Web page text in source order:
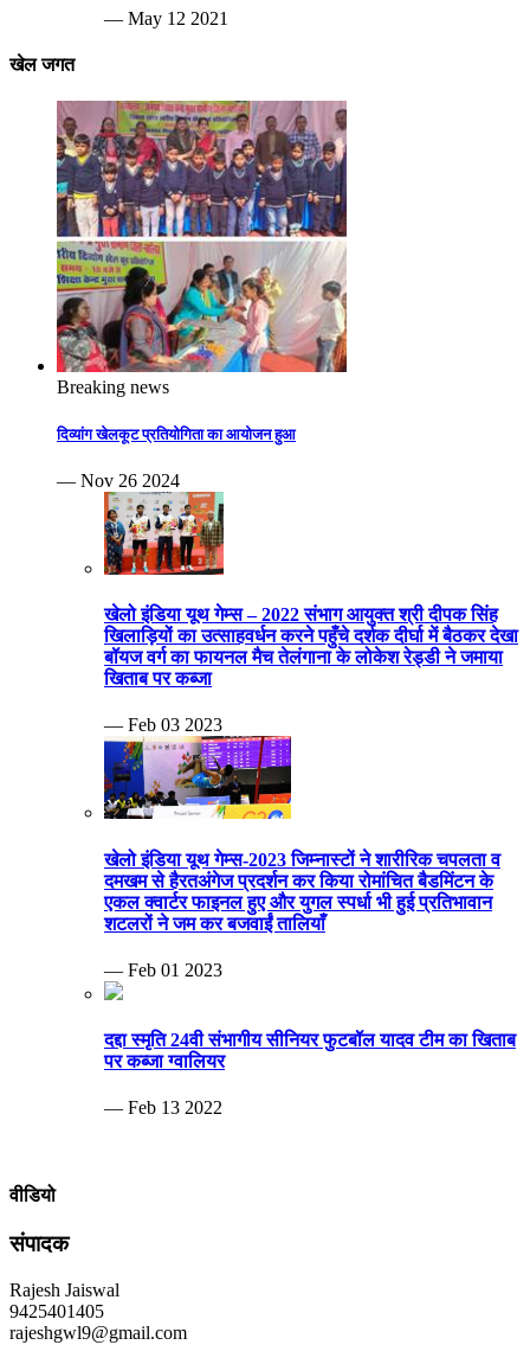
— May 12 2021
खेल जगत
Breaking news
दिव्यांग खेलकूट प्रतियोगिता का आयोजन हुआ
— Nov 26 2024
खेलो इंडिया यूथ गेम्स – 2022 संभाग आयुक्त श्री दीपक सिंह
खिलाड़ियों का उत्साहवर्धन करने पहुँचे दर्शक दीर्घा में बैठकर देखा
बॉयज वर्ग का फायनल मैच तेलंगाना के लोकेश रेड्डी ने जमाया
खिताब पर कब्जा
— Feb 03 2023
खेलो इंडिया यूथ गेम्स-2023 जिम्नास्टों ने शारीरिक चपलता व
दमखम से हैरतअंगेज प्रदर्शन कर किया रोमांचित बैडमिंटन के
एकल क्वार्टर फाइनल हुए और युगल स्पर्धा भी हुई प्रतिभावान
शटलरों ने जम कर बजवाईं तालियाँ
— Feb 01 2023
दद्दा स्मृति 24वी संभागीय सीनियर फुटबॉल यादव टीम का खिताब
पर कब्जा ग्वालियर
— Feb 13 2022
वीडियो
संपादक
Rajesh Jaiswal
9425401405
rajeshgwl9@gmail.com